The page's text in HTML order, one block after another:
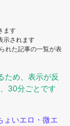
ます
示されます
れた記事の一覧が表
ため、表示が反
30分ごとです
ょいエロ・微エ